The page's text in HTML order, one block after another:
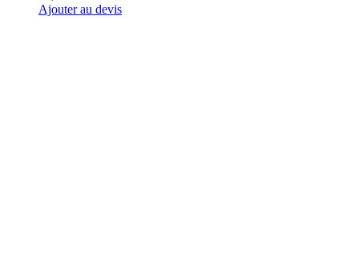
Ajouter au devis